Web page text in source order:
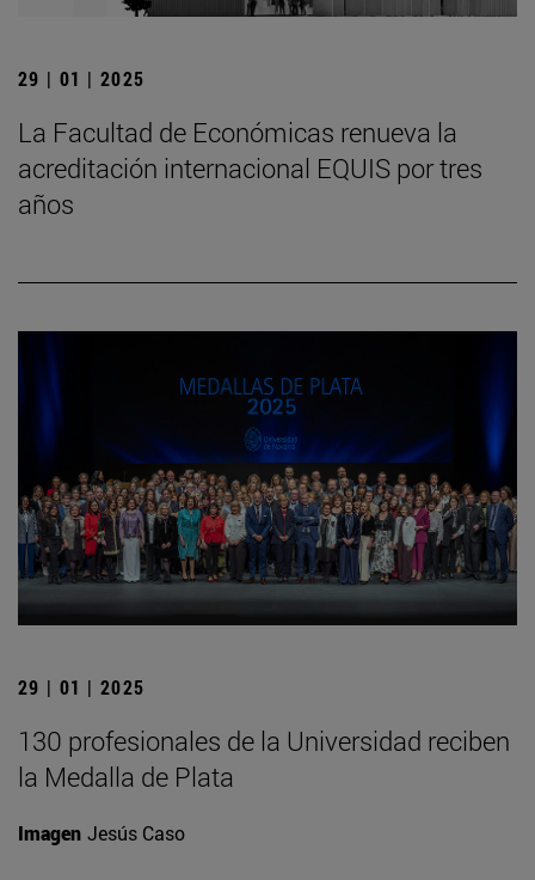
29 | 01 | 2025
La Facultad de Económicas renueva la
acreditación internacional EQUIS por tres
años
29 | 01 | 2025
130 profesionales de la Universidad reciben
la Medalla de Plata
Imagen Jesús Caso